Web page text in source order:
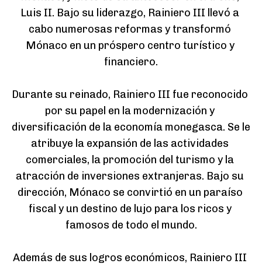
Luis II. Bajo su liderazgo, Rainiero III llevó a
cabo numerosas reformas y transformó
Mónaco en un próspero centro turístico y
financiero.
Durante su reinado, Rainiero III fue reconocido
por su papel en la modernización y
diversificación de la economía monegasca. Se le
atribuye la expansión de las actividades
comerciales, la promoción del turismo y la
atracción de inversiones extranjeras. Bajo su
dirección, Mónaco se convirtió en un paraíso
fiscal y un destino de lujo para los ricos y
famosos de todo el mundo.
Además de sus logros económicos, Rainiero III